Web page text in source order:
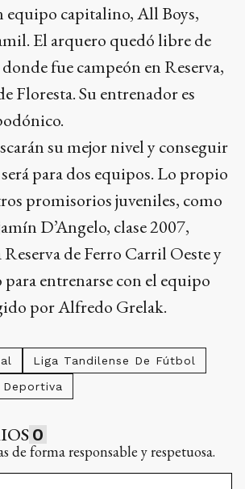
equipo capitalino, All Boys,
El arquero quedó libre de
fue campeón en Reserva,
Floresta. Su entrenador es
su mejor nivel y conseguir
será para dos equipos. Lo propio
promisorios juveniles, como
D’Angelo, clase 2007,
de Ferro Carril Oeste y
entrenarse con el equipo
por Alfredo Grelak.
Liga Tandilense De Fútbol
Deportiva
0
de forma responsable y respetuosa.